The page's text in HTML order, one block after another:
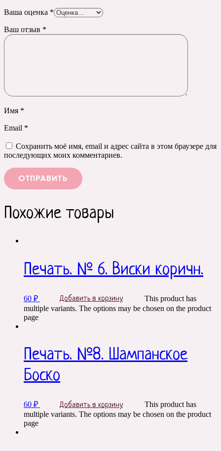
Ваша оценка *
Ваш отзыв *
Имя *
Email *
Сохранить моё имя, email и адрес сайта в этом браузере для
последующих моих комментариев.
Похожие товары
Печать. № 6. Виски коричн.
60 ₽ Добавить в корзину
This product has
multiple variants. The options may be chosen on the product
page
Печать. №8. Шампанское
Боско
60 ₽ Добавить в корзину
This product has
multiple variants. The options may be chosen on the product
page